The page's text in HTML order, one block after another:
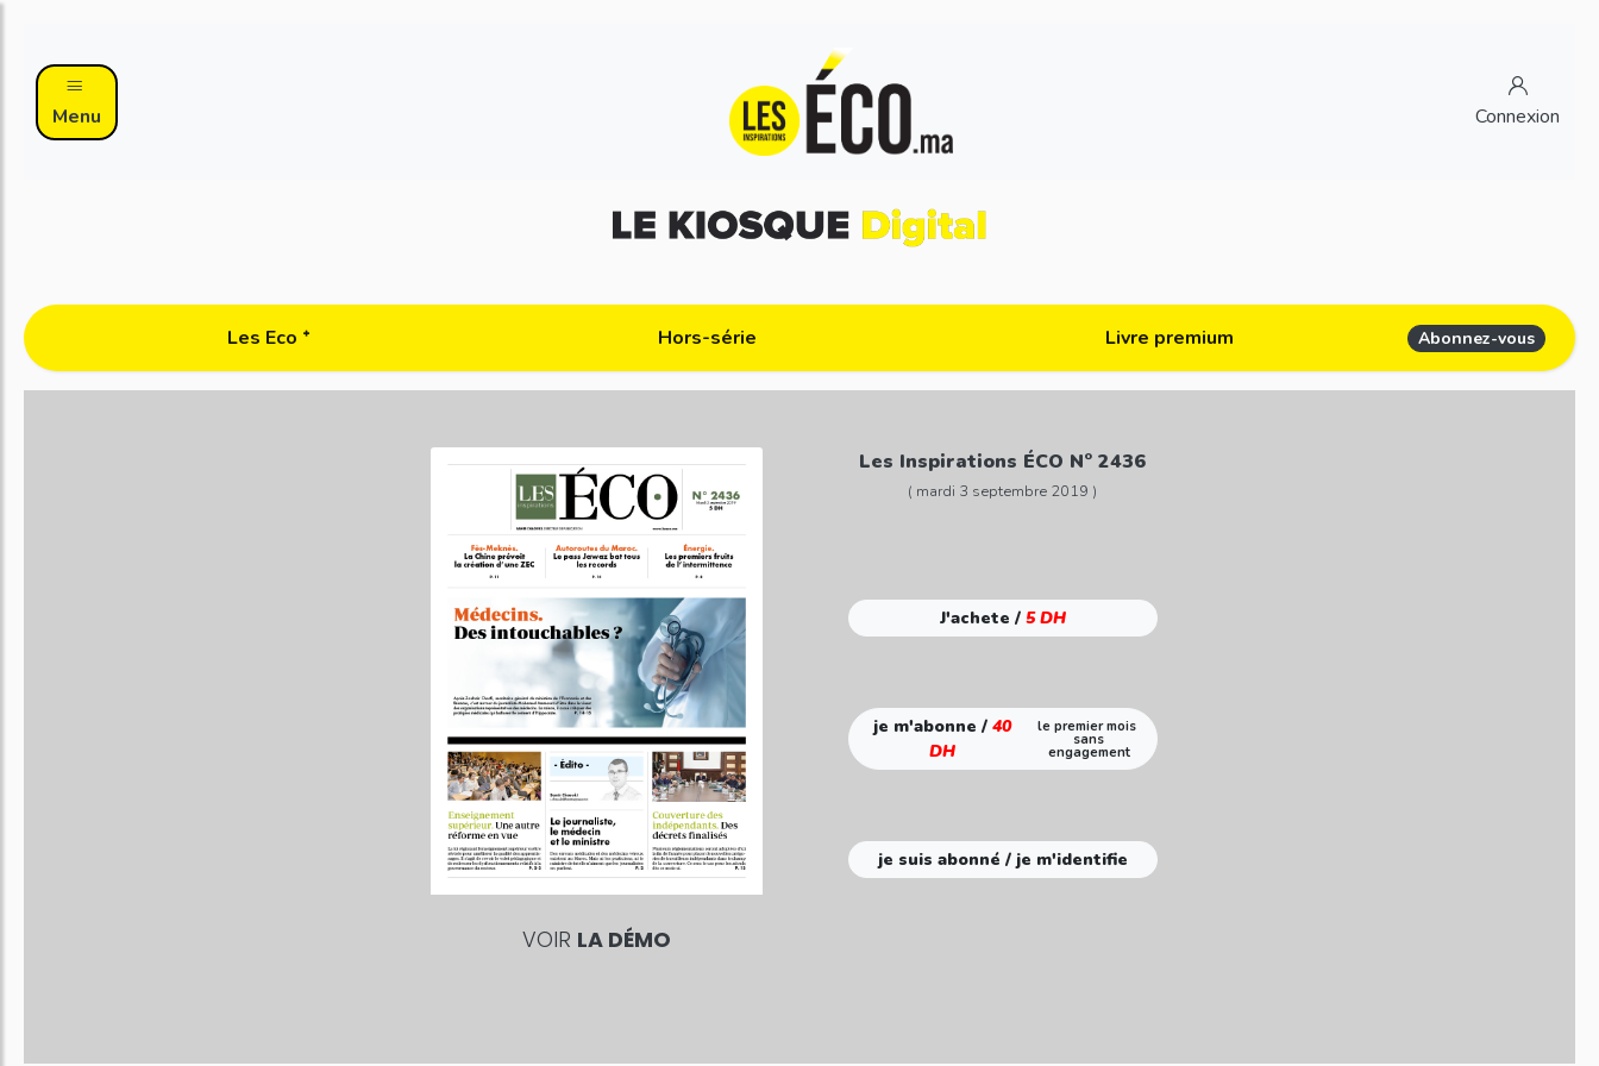
Menu Connexion
Les Eco ᐩ Hors-série Livre premium Abonnez-vous
VOIR LA DÉMO
Les Inspirations ÉCO N° 2436
( mardi 3 septembre 2019 )
J'achete / 5 DH
je m'abonne / 40
DH
le premier mois
sans
engagement
je suis abonné / je m'identifie